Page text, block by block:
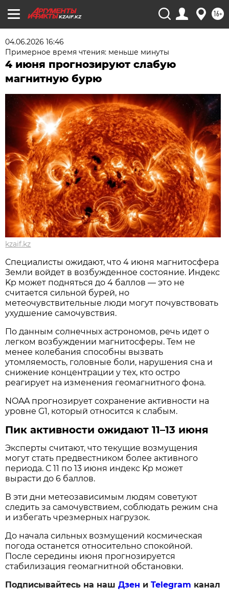
KZAIF.KZ 16+
04.06.2026 16:46
Примерное время чтения: меньше минуты
4 июня прогнозируют слабую
магнитную бурю
kzaif.kz
Специалисты ожидают, что 4 июня магнитосфера
Земли войдет в возбужденное состояние. Индекс
Kp может подняться до 4 баллов — это не
считается сильной бурей, но
метеочувствительные люди могут почувствовать
ухудшение самочувствия.
По данным солнечных астрономов, речь идет о
легком возбуждении магнитосферы. Тем не
менее колебания способны вызвать
утомляемость, головные боли, нарушения сна и
снижение концентрации у тех, кто остро
реагирует на изменения геомагнитного фона.
NOAA прогнозирует сохранение активности на
уровне G1, который относится к слабым.
Пик активности ожидают 11–13 июня
Эксперты считают, что текущие возмущения
могут стать предвестником более активного
периода. С 11 по 13 июня индекс Kp может
вырасти до 6 баллов.
В эти дни метеозависимым людям советуют
следить за самочувствием, соблюдать режим сна
и избегать чрезмерных нагрузок.
До начала сильных возмущений космическая
погода останется относительно спокойной.
После середины июня прогнозируется
стабилизация геомагнитной обстановки.
Подписывайтесь на нашДзен иTelegram канал